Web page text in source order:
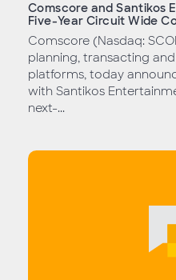
Comscore and Santikos
Five-Year Circuit Wide
Comscore (Nasdaq:
planning, transacting
platforms, today
with Santikos
next-...